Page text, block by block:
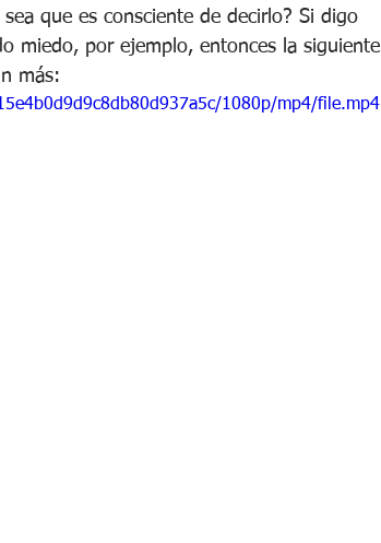
que es consciente de decirlo? Si digo
miedo, por ejemplo, entonces la siguiente
más:
1080p/mp4/file.mp4